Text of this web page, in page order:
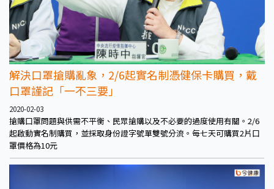
解決口罩搶購亂象，2/6起實名制憑健保卡購買，戴
口罩謹記「一不三要」
2020-02-03
搶購口罩問題與供需不平衡、民眾搶購以及不必要的過度使用有關。2/6
起啟動實名制購買，並採取身份證字號單雙號分流。每七天可購買2片口
罩價格為10元